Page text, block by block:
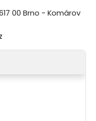
00 Brno - Komárov